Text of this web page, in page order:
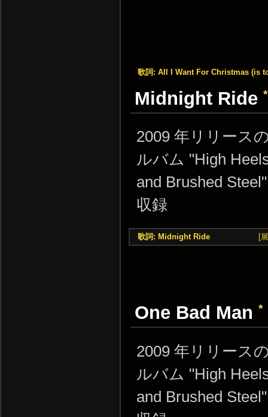
歌詞: All I Want For Christmas (is
Midnight Ride*
2009 年リリース
ルバム "High
and Brushed
収録
歌詞: Midnight Ride [
One Bad Man*
2009 年リリース
ルバム "High
and Brushed